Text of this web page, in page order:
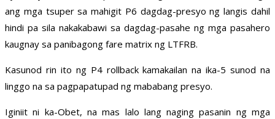
ang mga tsuper sa mahigit P6 dagdag-presyo ng langis dahil
hindi pa sila nakakabawi sa dagdag-pasahe ng mga pasahero
kaugnay sa panibagong fare matrix ng LTFRB.
Kasunod rin ito ng P4 rollback kamakailan na ika-5 sunod na
linggo na sa pagpapatupad ng mababang presyo.
Iginiit ni ka-Obet, na mas lalo lang naging pasanin ng mga